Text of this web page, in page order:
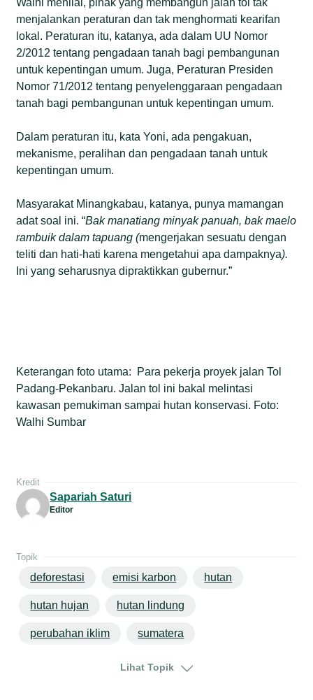
menjalankan peraturan dan tak menghormati kearifan
lokal. Peraturan itu, katanya, ada dalam UU Nomor
2/2012 tentang pengadaan tanah bagi pembangunan
untuk kepentingan umum. Juga, Peraturan Presiden
Nomor 71/2012 tentang penyelenggaraan pengadaan
tanah bagi pembangunan untuk kepentingan umum.
Dalam peraturan itu, kata Yoni, ada pengakuan,
mekanisme, peralihan dan pengadaan tanah untuk
kepentingan umum.
Masyarakat Minangkabau, katanya, punya mamangan
adat soal ini. “Bak manatiang minyak panuah, bak maelo
rambuik dalam tapuang (mengerjakan sesuatu dengan
teliti dan hati-hati karena mengetahui apa dampaknya).
Ini yang seharusnya dipraktikkan gubernur.”
Keterangan foto utama: Para pekerja proyek jalan Tol
Padang-Pekanbaru. Jalan tol ini bakal melintasi
kawasan pemukiman sampai hutan konservasi. Foto:
Walhi Sumbar
Kredit
Sapariah Saturi
Editor
Topik
deforestasi emisi karbon hutan
hutan hujan hutan lindung
perubahan iklim sumatera
Lihat Topik